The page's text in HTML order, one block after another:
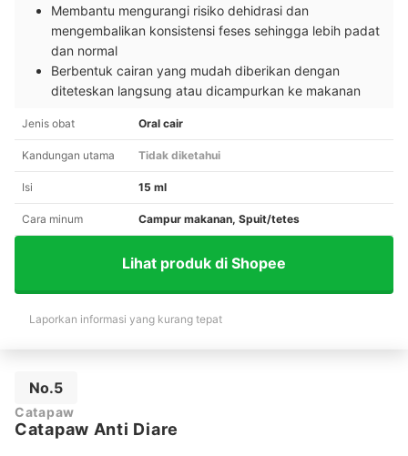
Membantu mengurangi risiko dehidrasi dan
mengembalikan konsistensi feses sehingga lebih padat
dan normal
Berbentuk cairan yang mudah diberikan dengan
diteteskan langsung atau dicampurkan ke makanan
Jenis obat Oral cair
Kandungan utama Tidak diketahui
Isi 15 ml
Cara minum Campur makanan, Spuit/tetes
Lihat produk di Shopee
Laporkan informasi yang kurang tepat
No.5
Catapaw
Catapaw Anti Diare